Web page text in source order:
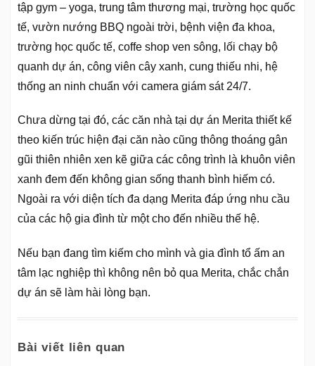
tập gym – yoga, trung tâm thương mại, trường học quốc
tế, vườn nướng BBQ ngoài trời, bệnh viện đa khoa,
trường học quốc tế, coffe shop ven sông, lối chạy bộ
quanh dự án, công viên cây xanh, cung thiếu nhi, hệ
thống an ninh chuẩn với camera giám sát 24/7.
Chưa dừng tại đó, các căn nhà tại dự án Merita thiết kế
theo kiến trúc hiện đại căn nào cũng thông thoáng gân
gũi thiên nhiên xen kẽ giữa các công trình là khuôn viên
xanh đem đến không gian sống thanh bình hiếm có.
Ngoài ra với diện tích đa dạng Merita đáp ứng nhu cầu
của các hộ gia đình từ một cho đến nhiều thế hệ.
Nếu bạn đang tìm kiếm cho mình và gia đình tổ ấm an
tâm lạc nghiệp thì không nên bỏ qua Merita, chắc chắn
dự án sẽ làm hài lòng bạn.
Bài viết liên quan